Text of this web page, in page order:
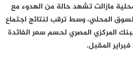
مازالت تشهد حالة من الهدوء مع
المحلي، وسط ترقب لنتائج اجتماع
المركزي المصري لحسم سعر الفائدة